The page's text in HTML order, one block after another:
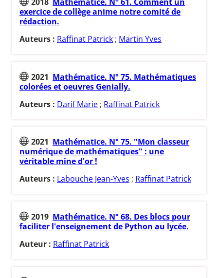
exercice de collège anime notre comité de
rédaction.
Auteurs : Raffinat Patrick ; Martin Yves
2021 Mathématice. N° 75. Mathématiques
colorées et oeuvres Genially.
Auteurs : Darif Marie ; Raffinat Patrick
2021 Mathématice. N° 75. "Mon classeur
numérique de mathématiques" : une
véritable mine d'or !
Auteurs : Labouche Jean-Yves ; Raffinat Patrick
2019 Mathématice. N° 68. Des blocs pour
faciliter l'enseignement de Python au lycée.
Auteur : Raffinat Patrick